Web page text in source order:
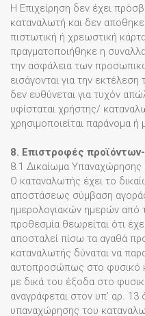
Η Επιχείρηση δεν έχει
καταναλωτή και δεν
πιστωτική ή χρεωστική
πραγματοποιήθηκε η
την ασφάλεια των
εισάγονται για την
δεν ευθύνεται για τυχόν
υφίσταται χρήστης/
χρησιμοποιείται παράνομα
8. Επιστροφές
8.1 Δικαίωμα
Ο καταναλωτής έχει το
αποστάσεως σύμβαση
ημερολογιακών ημερών από
προθεσμία θεωρείται ότι
αποσταλεί πίσω τα αγαθά
καταναλωτής δύναται να
αυτοπροσώπως στο φυσικό
με δικά του έξοδα στο
αναγράφεται στον υπ’ αρ. 13
υπαναχώρησης του